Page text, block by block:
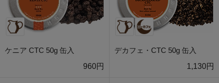
ケニア CTC 50g 缶入
960円
デカフェ・CTC 50g 缶入
1,130円